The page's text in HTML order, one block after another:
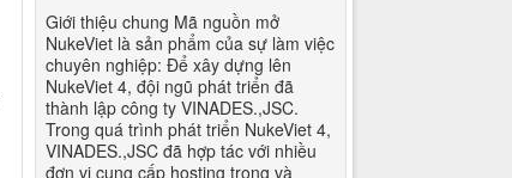
Giới thiệu chung Mã nguồn mở
NukeViet là sản phẩm của sự làm việc
chuyên nghiệp: Để xây dựng lên
NukeViet 4, đội ngũ phát triển đã
thành lập công ty VINADES.,JSC.
Trong quá trình phát triển NukeViet 4,
VINADES.,JSC đã hợp tác với nhiều
đơn vị cung cấp hosting trong và